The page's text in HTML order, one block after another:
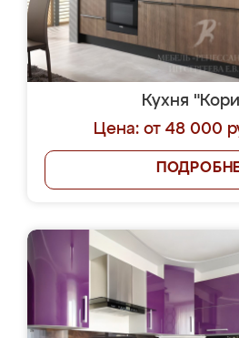
Кухня
Цена: от 48 000